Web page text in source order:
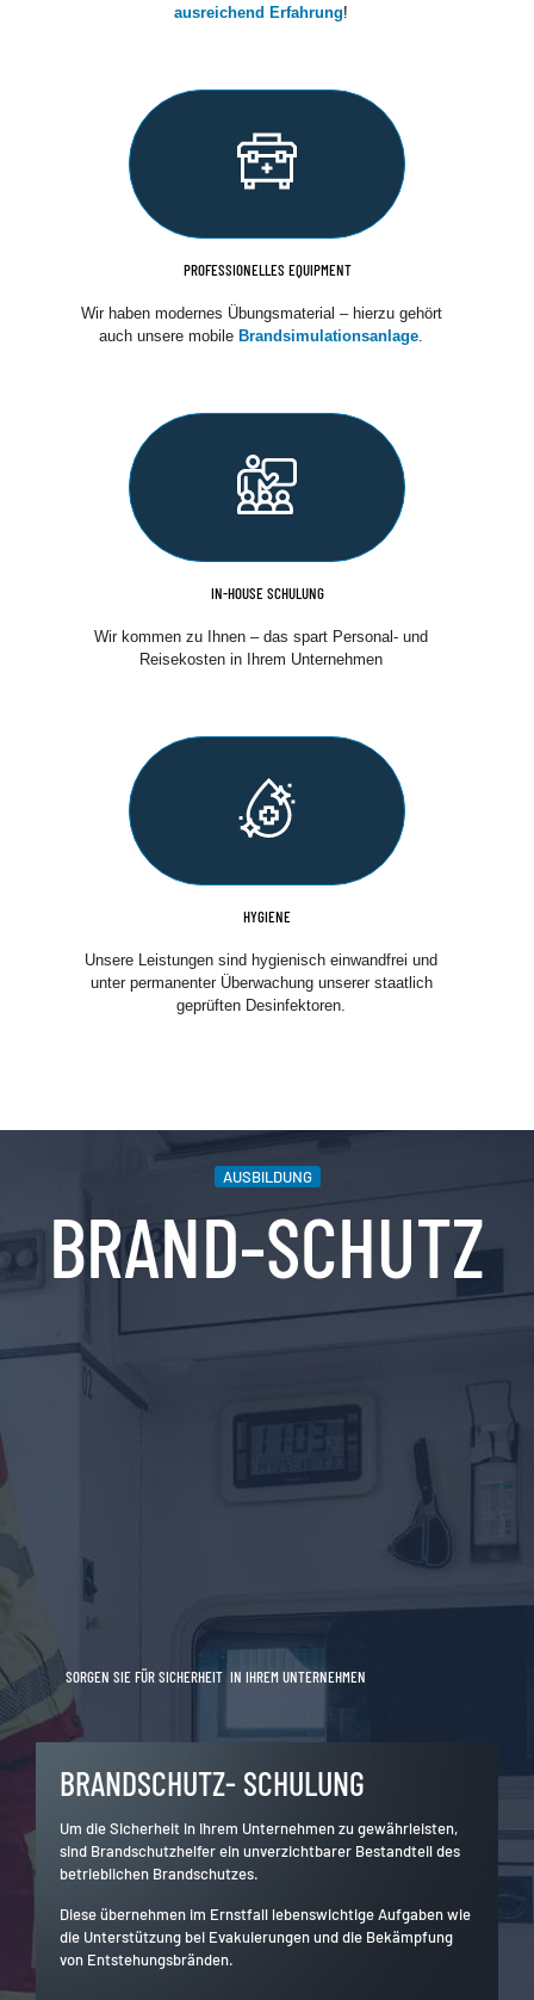
ausreichend Erfahrung!
PROFESSIONELLES EQUIPMENT
Wir haben modernes Übungsmaterial – hierzu gehört
auch unsere mobile Brandsimulationsanlage.
IN-HOUSE SCHULUNG
Wir kommen zu Ihnen – das spart Personal- und
Reisekosten in Ihrem Unternehmen
HYGIENE
Unsere Leistungen sind hygienisch einwandfrei und
unter permanenter Überwachung unserer staatlich
geprüften Desinfektoren.
AUSBILDUNG
BRAND-SCHUTZ
SORGEN SIE FÜR SICHERHEIT IN IHREM UNTERNEHMEN
BRANDSCHUTZ- SCHULUNG
Um die Sicherheit in Ihrem Unternehmen zu gewährleisten,
sind Brandschutzhelfer ein unverzichtbarer Bestandteil des
betrieblichen Brandschutzes.
Diese übernehmen im Ernstfall lebenswichtige Aufgaben wie
die Unterstützung bei Evakuierungen und die Bekämpfung
von Entstehungsbränden.